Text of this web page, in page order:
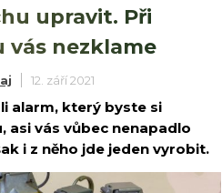
upravit. Při
nezklame
12. září 2021
alarm, který byste si
asi vás vůbec nenapadlo
i z něho jde jeden vyrobit.